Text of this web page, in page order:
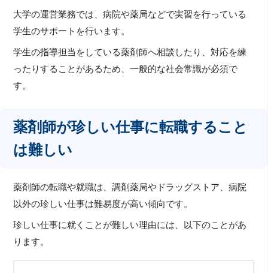
大学の運営業務では、病院や薬局などで実習を行っている
学生のサポートを行います。
学生の指導担当をしている薬剤師へ相談したり、対応を練
ったりすることがあるため、一般的な社会常識が必須で
す。
薬剤師が珍しい仕事に転職すること
は難しい
薬剤師の転職や就職は、調剤薬局やドラッグストア、病院
以外の珍しい仕事は難易度が高い傾向です。
珍しい仕事に就くことが難しい理由には、以下のことがあ
ります。